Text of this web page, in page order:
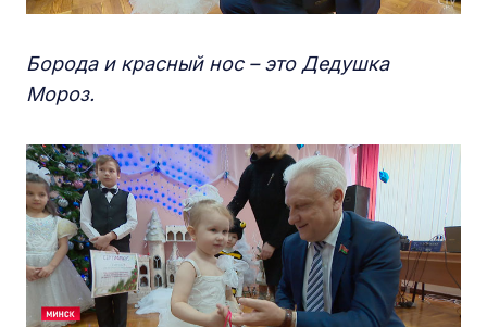
Борода и красный нос – это Дедушка
Мороз.